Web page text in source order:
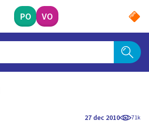
PO VO
27 dec 2010 71k